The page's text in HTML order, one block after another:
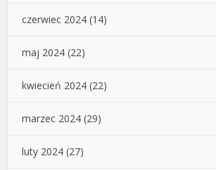
czerwiec 2024 (14)
maj 2024 (22)
kwiecień 2024 (22)
marzec 2024 (29)
luty 2024 (27)